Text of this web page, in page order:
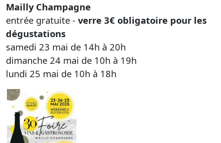
Mailly Champagne
entrée gratuite - verre 3€ obligatoire pour les
dégustations
samedi 23 mai de 14h à 20h
dimanche 24 mai de 10h à 19h
lundi 25 mai de 10h à 18h